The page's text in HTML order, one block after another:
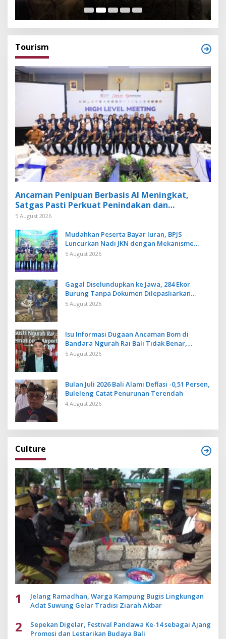
Exhibitor Nasional dan Global
Tourism
Ancaman Penipuan Berbasis AI Meningkat,
Satgas Pasti Perkuat Penindakan dan
Pengembangan Aplikasi Anti Penipuan
5 August 2026
Mudahkan Peserta Bayar Iuran, BPJS
Luncurkan Nadi JKN dengan Mekanisme
Menabung
5 August 2026
Gagal Diselundupkan ke Jawa, 284 Ekor
Burung Tanpa Dokumen Dilepasliarkan
Cegah Ancaman Penyakit
5 August 2026
Isu Informasi Dugaan Ancaman Bom di
Bandara Ngurah Rai Bali Tidak Benar,
Operasional Penerbangan Lancar
5 August 2026
Bulan Juli 2026 Bali Alami Deflasi -0,51 Persen,
Buleleng Catat Penurunan Terendah
4 August 2026
Culture
1
Jelang Ramadhan, Warga Kampung Bugis Lingkungan
Adat Suwung Gelar Tradisi Ziarah Akbar
2
Sepekan Digelar, Festival Pandawa Ke-14 sebagai Ajang
Promosi dan Lestarikan Budaya Bali